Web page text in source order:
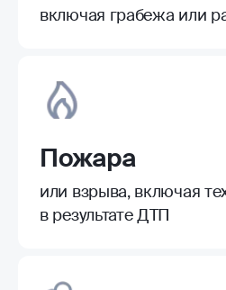
включая грабежа или
Пожара
или взрыва, включая
в результате ДТП